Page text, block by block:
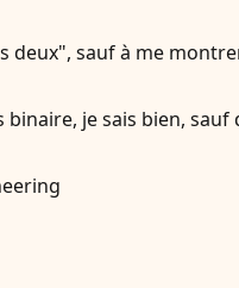
deux", sauf à me
binaire, je sais bien,